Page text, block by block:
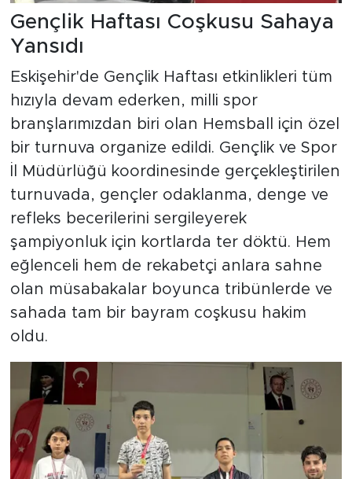
Gençlik Haftası Coşkusu Sahaya
Yansıdı
Eskişehir'de Gençlik Haftası etkinlikleri tüm
hızıyla devam ederken, milli spor
branşlarımızdan biri olan Hemsball için özel
bir turnuva organize edildi. Gençlik ve Spor
İl Müdürlüğü koordinesinde gerçekleştirilen
turnuvada, gençler odaklanma, denge ve
refleks becerilerini sergileyerek
şampiyonluk için kortlarda ter döktü. Hem
eğlenceli hem de rekabetçi anlara sahne
olan müsabakalar boyunca tribünlerde ve
sahada tam bir bayram coşkusu hakim
oldu.